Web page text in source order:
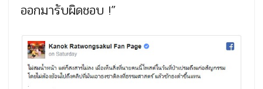
ออกมารับผิดชอบ !”